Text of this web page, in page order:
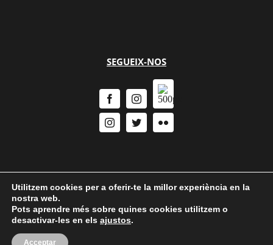
SEGUEIX-NOS
Política de Privacitat
Utilitzem cookies per a oferir-te la millor experiència en la
nostra web.
Pots aprendre més sobre quines cookies utilitzem o
desactivar-les en els ajustos.
Acceptar